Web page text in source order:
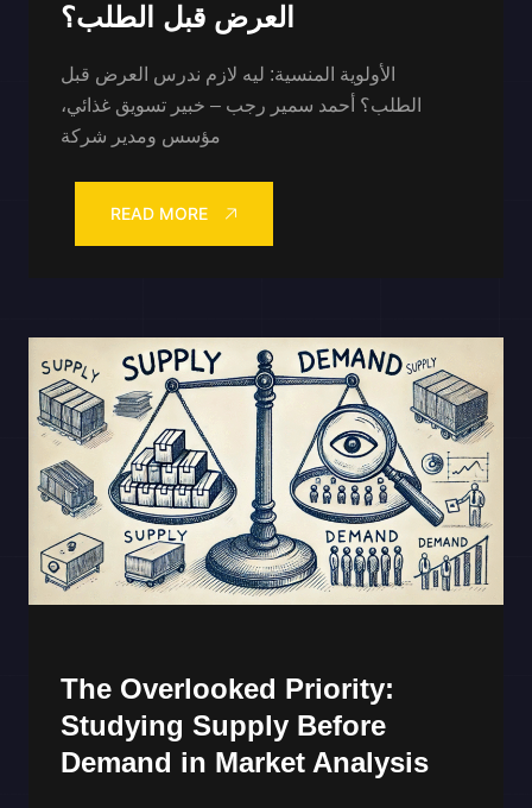
العرض قبل الطلب؟
الأولوية المنسية: ليه لازم ندرس العرض قبل
الطلب؟ أحمد سمير رجب – خبير تسويق غذائي،
مؤسس ومدير شركة
READ MORE
The Overlooked Priority:
Studying Supply Before
Demand in Market Analysis